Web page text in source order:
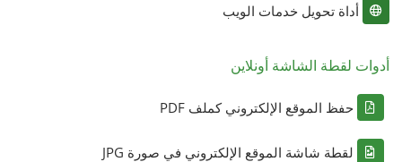
أداة تحويل خدمات الويب
أدوات لقطة الشاشة أونلاين
حفظ الموقع الإلكتروني كملف PDF
لقطة شاشة الموقع الإلكتروني في صورة JPG